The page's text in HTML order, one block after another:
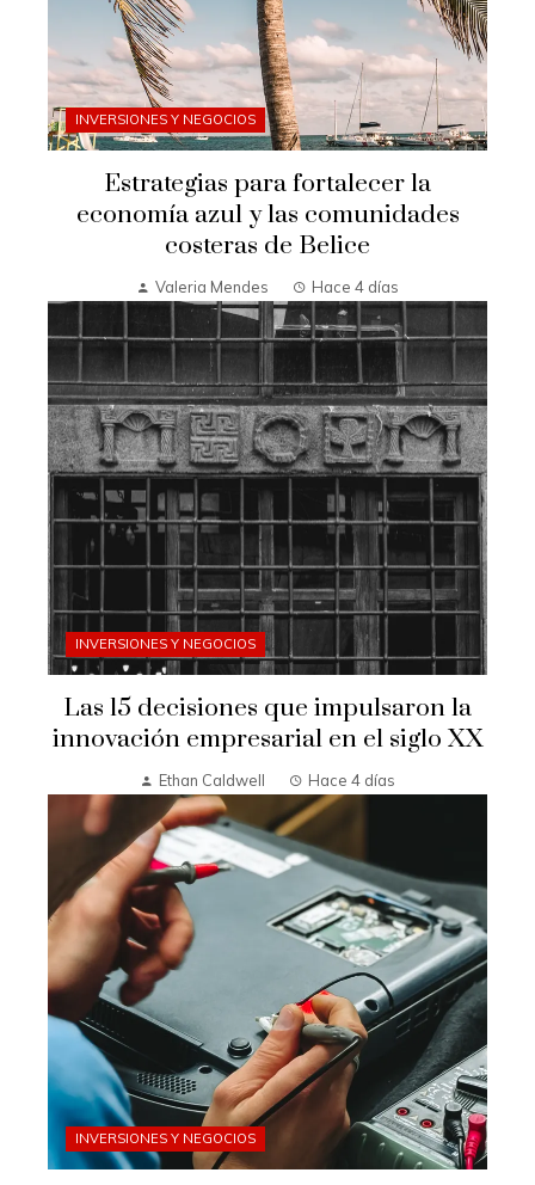
INVERSIONES Y NEGOCIOS
Estrategias para fortalecer la
economía azul y las comunidades
costeras de Belice
Valeria Mendes Hace 4 días
INVERSIONES Y NEGOCIOS
Las 15 decisiones que impulsaron la
innovación empresarial en el siglo XX
Ethan Caldwell Hace 4 días
INVERSIONES Y NEGOCIOS